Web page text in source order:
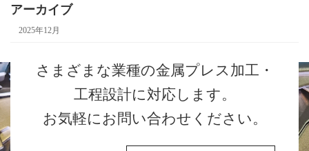
アーカイブ
2025年12月
さまざまな業種の金属プレス加工・
工程設計に対応します。
お気軽にお問い合わせください。